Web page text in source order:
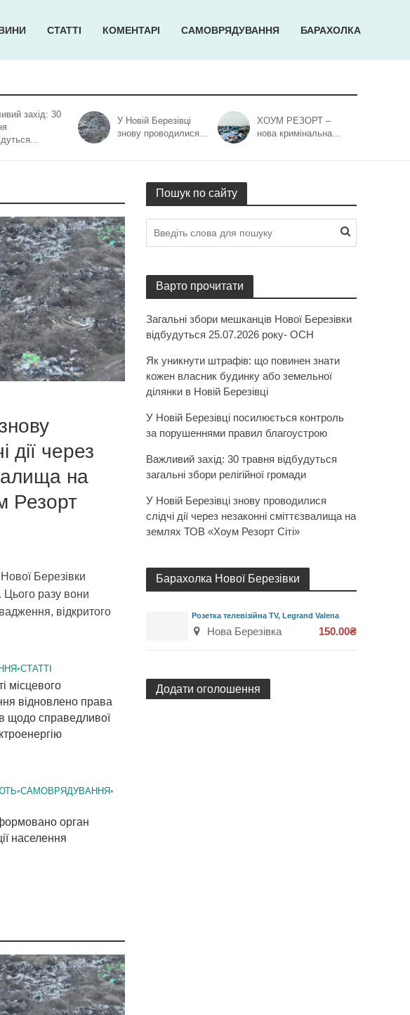
СТАТТІ КОМЕНТАРІ САМОВРЯДУВАННЯ БАРАХОЛКА
захід: 30
У Новій Березівці
знову проводилися...
ХОУМ РЕЗОРТ –
нова кримінальна...
дії через
на
Резорт
Березівки
Цього разу вони
відкритого
•СТАТТІ
місцевого
відновлено права
щодо справедливої
•САМОВРЯДУВАННЯ•
орган
населення
Пошук по сайту
Варто прочитати
Загальні збори мешканців Нової Березівки
відбудуться 25.07.2026 року- ОСН
Як уникнути штрафів: що повинен знати
кожен власник будинку або земельної
ділянки в Новій Березівці
У Новій Березівці посилюється контроль
за порушеннями правил благоустрою
Важливий захід: 30 травня відбудуться
загальні збори релігійної громади
У Новій Березівці знову проводилися
слідчі дії через незаконні сміттєзвалища на
землях ТОВ «Хоум Резорт Сіті»
Барахолка Нової Березівки
Розетка телевізійна TV, Legrand Valena
Нова Березівка 150.00₴
Додати оголошення